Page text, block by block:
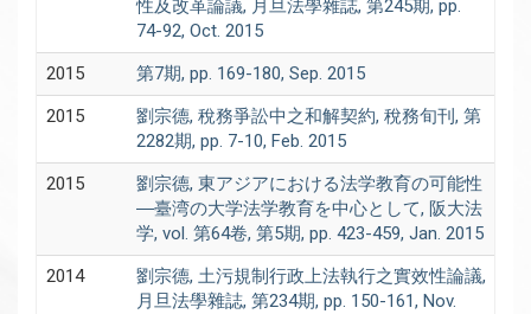
性及改革論議, 月旦法學雜誌, 第245期, pp.
74-92, Oct. 2015
2015
第7期, pp. 169-180, Sep. 2015
2015
劉宗德, 稅務爭訟中之和解契約, 稅務旬刊, 第
2282期, pp. 7-10, Feb. 2015
2015
劉宗德, 東アジアにおける法学教育の可能性
―臺湾の大学法学教育を中心として, 阪大法
学, vol. 第64卷, 第5期, pp. 423-459, Jan. 2015
2014
劉宗德, 土污規制行政上法執行之實效性論議,
月旦法學雜誌, 第234期, pp. 150-161, Nov.